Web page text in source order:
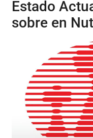
Estado
sobre en